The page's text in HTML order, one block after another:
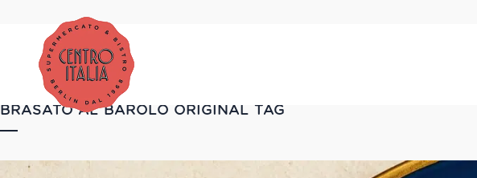
BRASATO AL BAROLO ORIGINAL TAG